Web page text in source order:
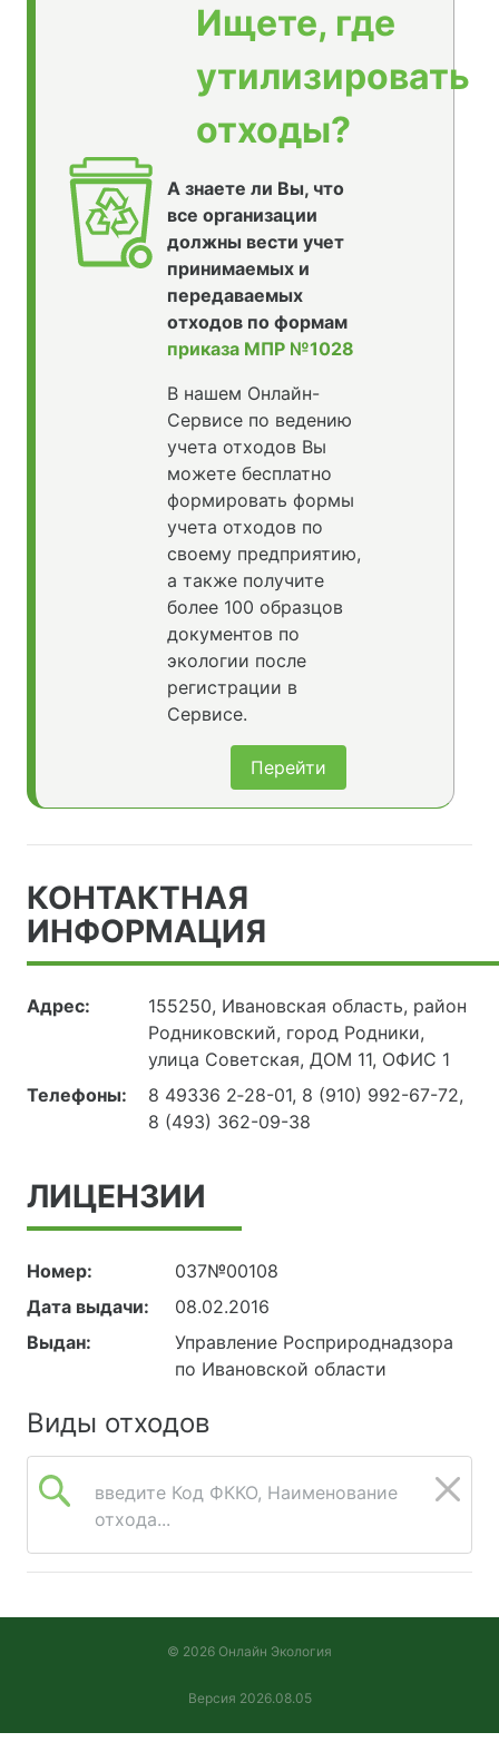
Ищете, где
утилизировать
отходы?
А знаете ли Вы, что
все организации
должны вести учет
принимаемых и
передаваемых
отходов по формам
приказа МПР №1028
В нашем Онлайн-
Сервисе по ведению
учета отходов Вы
можете бесплатно
формировать формы
учета отходов по
своему предприятию,
а также получите
более 100 образцов
документов по
экологии после
регистрации в
Сервисе.
Перейти
КОНТАКТНАЯ
ИНФОРМАЦИЯ
Адрес:
155250, Ивановская область, район
Родниковский, город Родники,
улица Советская, ДОМ 11, ОФИС 1
Телефоны:
8 49336 2‑28-01, 8 (910) 992-67-72,
8 (493) 362-09-38
ЛИЦЕНЗИИ
Номер:
037№00108
Дата выдачи:
08.02.2016
Выдан:
Управление Росприроднадзора
по Ивановской области
Виды отходов
введите Код ФККО, Наименование
отхода...
© 2026 Онлайн Экология
Версия 2026.08.05